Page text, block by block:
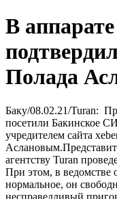
В
Полада
Баку/08.02.21/Turan:
посетили Бакинское
учредителем сайта
агентству Turan
При этом, в ведомстве
нормальное, он
несправедливый